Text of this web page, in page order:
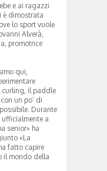
e ai ragazzi
è dimostrata
lo sport vuole
Alverà,
promotrice
qui,
curling, il paddle
un po’ di
Durante
a
senior» ha
«La
fatto capire
il mondo della